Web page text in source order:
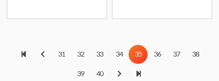
31 32 33 34 35 36 37 38
39 40